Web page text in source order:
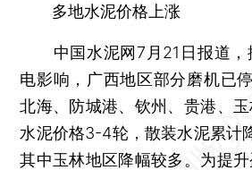
多地水泥价格上涨
中国水泥网7月21日报道，
电影响，广西地区部分磨机已
北海、防城港、钦州、贵港、
水泥价格3-4轮，散装水泥累计
其中玉林地区降幅较多。为提